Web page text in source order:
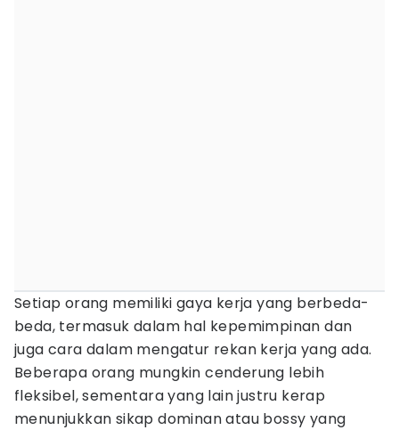
Setiap orang memiliki gaya kerja yang berbeda-
beda, termasuk dalam hal kepemimpinan dan
juga cara dalam mengatur rekan kerja yang ada.
Beberapa orang mungkin cenderung lebih
fleksibel, sementara yang lain justru kerap
menunjukkan sikap dominan atau bossy yang